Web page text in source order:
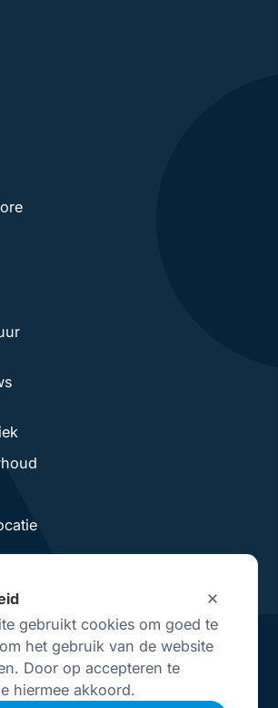
gebruikt cookies om goed te
het gebruik van de website
Door op accepteren te
hiermee akkoord.